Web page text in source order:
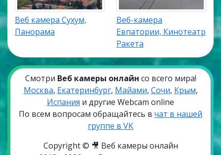
Веб камера Сухум,
Панорама
Веб-камера
Евпатории, Кинотеатр
Ракета
Смотри Веб камеры онлайн со всего мира!
Москва, Екатеринбург, Майами, Сочи, Крым,
Испания и другие Webcam online
По всем вопросам обращайтесь в чат в нашей
группе в VK
Copyright © 🎥 Веб камеры онлайн